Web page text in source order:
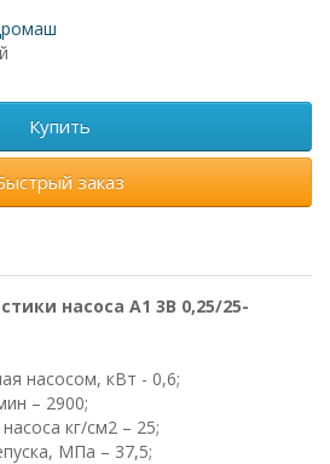
Купить
заказ
насоса А1 3В 0,25/25-
насосом, кВт - 0,6;
– 2900;
кг/см2 – 25;
МПа – 37,5;